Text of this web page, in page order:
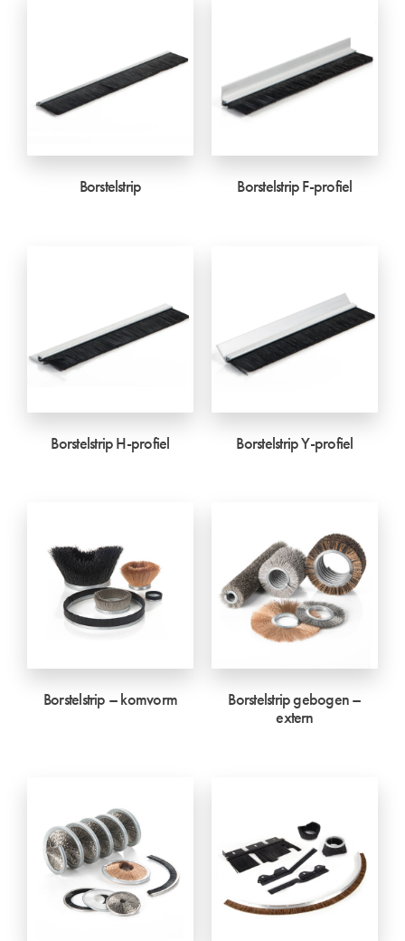
Borstelstrip Borstelstrip F-profiel
Borstelstrip H-profiel Borstelstrip Y-profiel
Borstelstrip – komvorm
Borstelstrip gebogen –
extern